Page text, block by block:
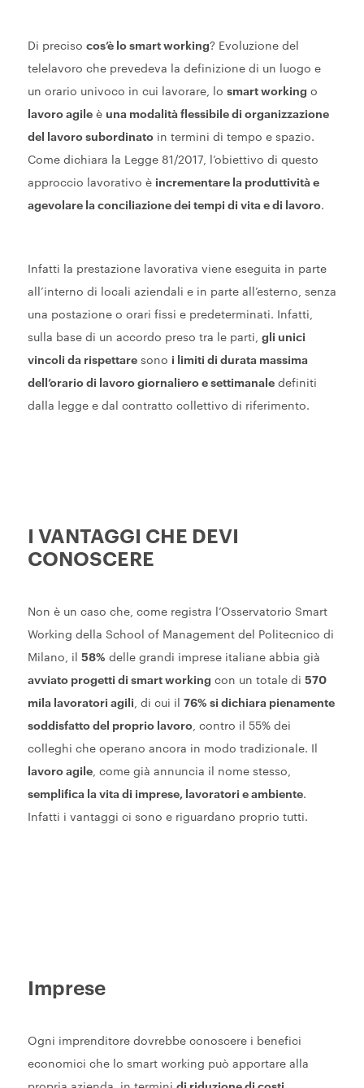
Di preciso cos’è lo smart working? Evoluzione del
telelavoro che prevedeva la definizione di un luogo e
un orario univoco in cui lavorare, lo smart working o
lavoro agileè una modalità flessibile di organizzazione
del lavoro subordinatoin termini di tempo e spazio.
Come dichiara la Legge 81/2017, l’obiettivo di questo
approccio lavorativo è incrementare la produttività e
agevolare la conciliazione dei tempi di vita e di lavoro.
Infatti la prestazione lavorativa viene eseguita in parte
all’interno di locali aziendali e in parte all’esterno, senza
una postazione o orari fissi e predeterminati. Infatti,
sulla base di un accordo preso tra le parti, gli unici
vincoli da rispettaresono i limiti di durata massima
dell’orario di lavoro giornaliero e settimanaledefiniti
dalla legge e dal contratto collettivo di riferimento.
I VANTAGGI CHE DEVI
CONOSCERE
Non è un caso che, come registra l’Osservatorio Smart
Working della School of Management del Politecnico di
Milano, il 58% delle grandi imprese italiane abbia già
avviato progetti di smart working con un totale di 570
mila lavoratori agili, di cui il 76% si dichiara pienamente
soddisfatto del proprio lavoro, contro il 55% dei
colleghi che operano ancora in modo tradizionale. Il
lavoro agile, come già annuncia il nome stesso,
semplifica la vita di imprese, lavoratori e ambiente.
Infatti i vantaggi ci sono e riguardano proprio tutti.
Imprese
Ogni imprenditore dovrebbe conoscere i benefici
economici che lo smart working può apportare alla